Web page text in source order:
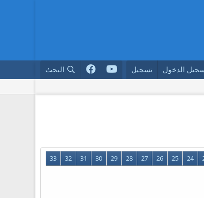
الدخول تسجيل البحث
24
25
26
27
28
29
30
31
32
33